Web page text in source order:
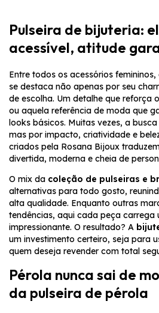
Pulseira de bijuteria:
acessível, atitude
Entre todos os acessórios femininos,
se destaca não apenas por seu
de escolha. Um detalhe que reforça
ou aquela referência de moda que
looks básicos. Muitas vezes, a
mas por impacto, criatividade e
criados pela Rosana Bijoux
divertida, moderna e cheia de
O mix da coleção de pulseiras e
alternativas para todo gosto,
alta qualidade. Enquanto outras
tendências, aqui cada peça carrega
impressionante. O resultado? A
um investimento certeiro, seja para
quem deseja revender com total
Pérola nunca sai de
da pulseira de pérola